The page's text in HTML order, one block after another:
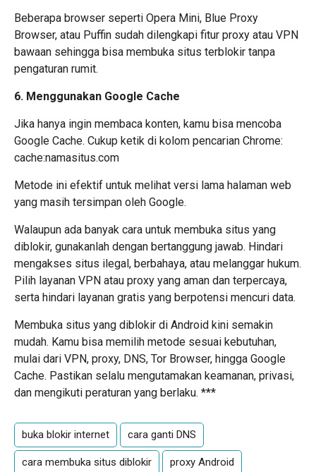
Beberapa browser seperti Opera Mini, Blue Proxy
Browser, atau Puffin sudah dilengkapi fitur proxy atau VPN
bawaan sehingga bisa membuka situs terblokir tanpa
pengaturan rumit.
6. Menggunakan Google Cache
Jika hanya ingin membaca konten, kamu bisa mencoba
Google Cache. Cukup ketik di kolom pencarian Chrome:
cache:namasitus.com
Metode ini efektif untuk melihat versi lama halaman web
yang masih tersimpan oleh Google.
Walaupun ada banyak cara untuk membuka situs yang
diblokir, gunakanlah dengan bertanggung jawab. Hindari
mengakses situs ilegal, berbahaya, atau melanggar hukum.
Pilih layanan VPN atau proxy yang aman dan terpercaya,
serta hindari layanan gratis yang berpotensi mencuri data.
Membuka situs yang diblokir di Android kini semakin
mudah. Kamu bisa memilih metode sesuai kebutuhan,
mulai dari VPN, proxy, DNS, Tor Browser, hingga Google
Cache. Pastikan selalu mengutamakan keamanan, privasi,
dan mengikuti peraturan yang berlaku. ***
buka blokir internet cara ganti DNS
cara membuka situs diblokir proxy Android